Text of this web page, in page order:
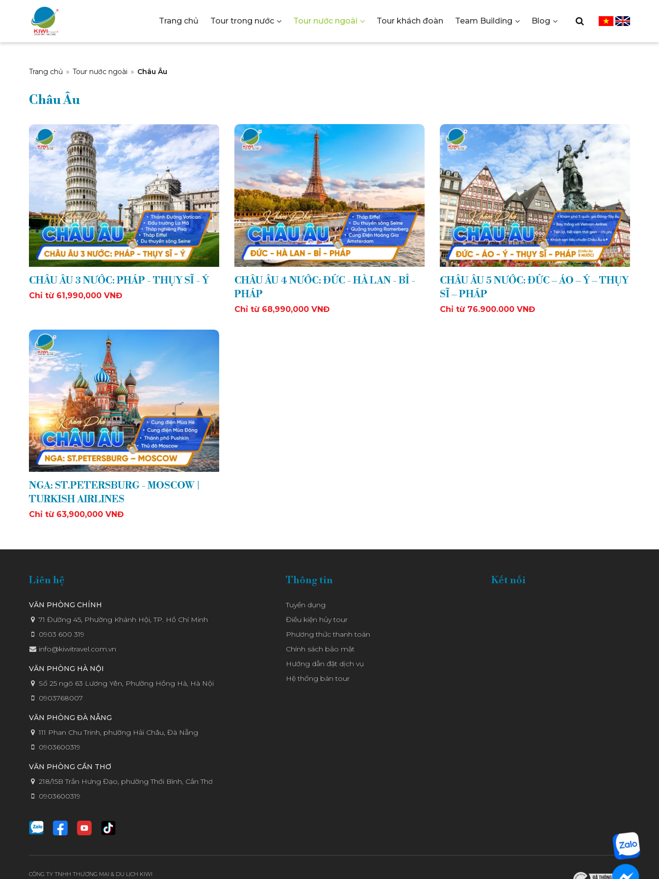
Trang chủ Tour trong nước Tour nước ngoài Tour khách đoàn Team Building Blog
CÔNG TY TNHH THƯƠNG
MẠI & DU LỊCH KIWI
Trang chủ Tour nước ngoài Châu Âu
Châu Âu
CHÂU ÂU 3 NƯỚC: PHÁP - THỤY SĨ - Ý
Chỉ từ 61,990,000 VNĐ
CHÂU ÂU 4 NƯỚC: ĐỨC - HÀ LAN - BỈ -
PHÁP
Chỉ từ 68,990,000 VNĐ
CHÂU ÂU 5 NƯỚC: ĐỨC – ÁO – Ý – THỤY
SĨ – PHÁP
Chỉ từ 76.900.000 VNĐ
NGA: ST.PETERSBURG - MOSCOW |
TURKISH AIRLINES
Chỉ từ 63,900,000 VNĐ
Liên hệ
VĂN PHÒNG CHÍNH
71 Đường 45, Phường Khánh Hội, TP. Hồ Chí Minh
0903 600 319
info@kiwitravel.com.vn
VĂN PHÒNG HÀ NỘI
Số 25 ngõ 63 Lương Yên, Phường Hồng Hà, Hà Nội
0903768007
VĂN PHÒNG ĐÀ NẴNG
111 Phan Chu Trinh, phường Hải Châu, Đà Nẵng
0903600319
VĂN PHÒNG CẦN THƠ
218/15B Trần Hưng Đạo, phường Thới Bình, Cần Thơ
0903600319
Thông tin
Tuyển dụng
Điều kiện hủy tour
Phương thức thanh toán
Chính sách bảo mật
Hướng dẫn đặt dịch vụ
Hệ thống bán tour
Kết nối
CÔNG TY TNHH THƯƠNG MẠI & DU LỊCH KIWI